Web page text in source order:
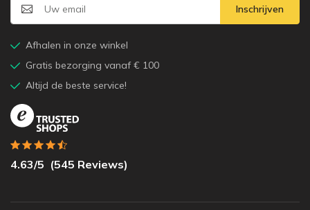
Inschrijven
Afhalen in onze winkel
Gratis bezorging vanaf € 100
Altijd de beste service!
4.63/5 (545 Reviews)